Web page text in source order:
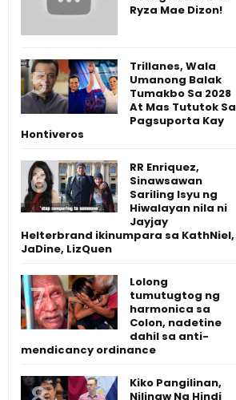
Ryza Mae Dizon!
Trillanes, Wala
Umanong Balak
Tumakbo Sa 2028
At Mas Tututok Sa
Pagsuporta Kay
Hontiveros
RR Enriquez,
Sinawsawan
Sariling Isyu ng
Hiwalayan nila ni
Jayjay
Helterbrand ikinumpara sa KathNiel,
JaDine, LizQuen
Lolong
tumutugtog ng
harmonica sa
Colon, nadetine
dahil sa anti-
mendicancy ordinance
Kiko Pangilinan,
Nilinaw Na Hindi